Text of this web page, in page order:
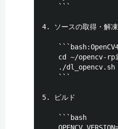
4. ソースの取得・解凍
5. ビルド